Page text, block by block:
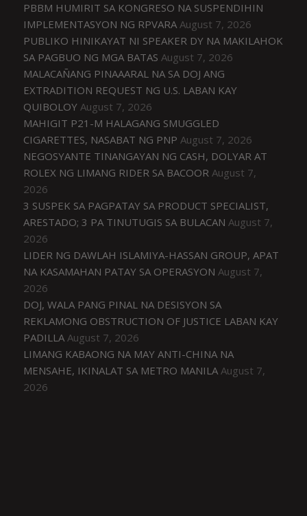
PBBM HUMIRIT SA KONGRESO NA SUSPENDIHIN
IMPLEMENTASYON NG RPVARA August 7, 2026
PUBLIKO HINIKAYAT NI SPEAKER DY NA MAKILAHOK
SA PAGBUO NG MGA BATAS August 7, 2026
MALACAÑANG PINAAARAL NA SA DOJ ANG
EXTRADITION REQUEST NG U.S. LABAN KAY
QUIBOLOY August 7, 2026
MAHIGIT P21-M HALAGANG SMUGGLED
CIGARETTES, NASABAT NG PNP August 7, 2026
NEGOSYANTE TINANGAYAN NG CASH, DOLYAR AT
ROLEX NG LIMANG RIDER SA BACOOR August 7,
2026
3 SUSPEK SA PAGPATAY SA PRODUCT SPECIALIST,
ARESTADO; 3 PA TINUTUGIS SA BULACAN August 7,
2026
LIDER NG DAWLAH ISLAMIYA-HASSAN GROUP, APAT
NA KASAMAHAN PATAY SA OPERASYON August 7,
2026
DOJ, WALA PANG PINAL NA DESISYON SA
REKLAMONG OBSTRUCTION OF JUSTICE LABAN KAY
PADILLA August 7, 2026
LIMANG KABAONG NA MAY ANTI-CHINA NA
MENSAHE, IKINALAT SA METRO MANILA August 7,
2026